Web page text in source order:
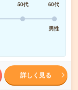
50代
60代
男性
詳しく見る